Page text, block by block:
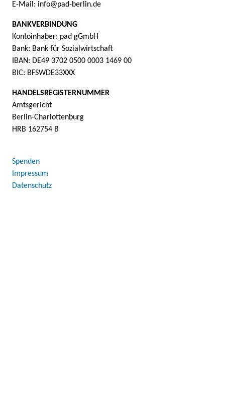
E-Mail: info@pad-berlin.de
BANKVERBINDUNG
Kontoinhaber: pad gGmbH
Bank: Bank für Sozialwirtschaft
IBAN: DE49 3702 0500 0003 1469 00
BIC: BFSWDE33XXX
HANDELSREGISTERNUMMER
Amtsgericht
Berlin-Charlottenburg
HRB 162754 B
Spenden
Impressum
Datenschutz